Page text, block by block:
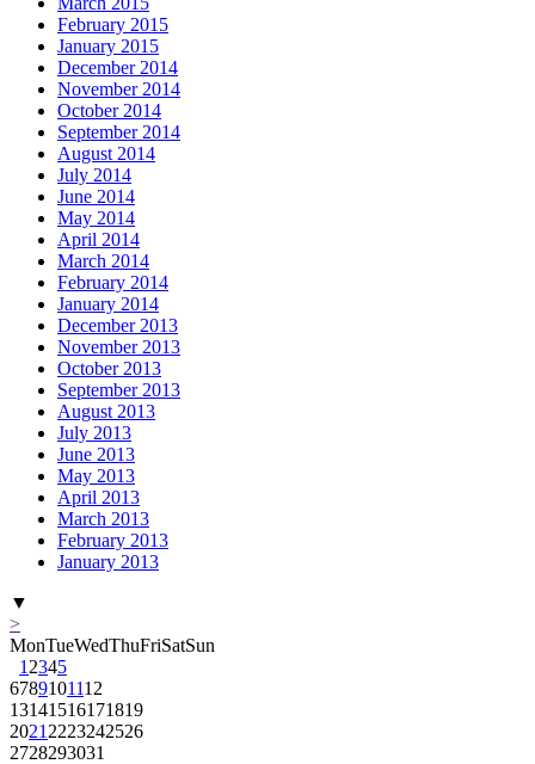
February 2015
January 2015
December 2014
November 2014
October 2014
September 2014
August 2014
July 2014
June 2014
May 2014
April 2014
March 2014
February 2014
January 2014
December 2013
November 2013
October 2013
September 2013
August 2013
July 2013
June 2013
May 2013
April 2013
March 2013
February 2013
January 2013
▼
>
MonTueWedThuFriSatSun
1 2345
6789101112
13141516171819
2021 2223242526
2728293031